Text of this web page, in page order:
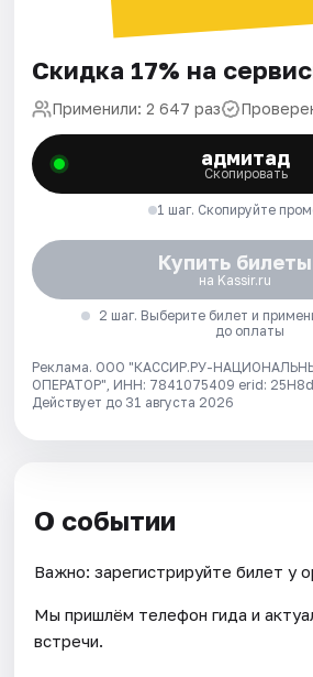
Скидка 17% на
Применили: 2 647 раз
адмитад
Скопировать
1 шаг. Скопируйте
Купить билеты
на Kassir.ru
2 шаг. Выберите билет и
до оплаты
Реклама. ООО "КАССИР.РУ-
ОПЕРАТОР", ИНН: 7841075409 erid:
Действует до 31 августа 2026
О событии
Важно: зарегистрируйте билет у
Мы пришлём телефон гида и
встречи.